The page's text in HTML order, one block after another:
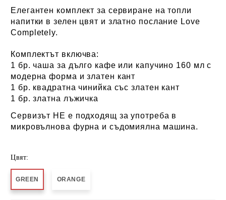
Елегантен комплект за сервиране на топли
напитки в зелен цвят и златно послание Love
Completely.
Комплектът включва:
1 бр. чаша за дълго кафе или капучино 160 мл с
модерна форма и златен кант
1 бр. квадратна чинийка със златен кант
1 бр. златна лъжичка
Сервизът НЕ е подходящ за употреба в
микровълнова фурна и съдомиялна машина.
Цвят:
GREEN ORANGE